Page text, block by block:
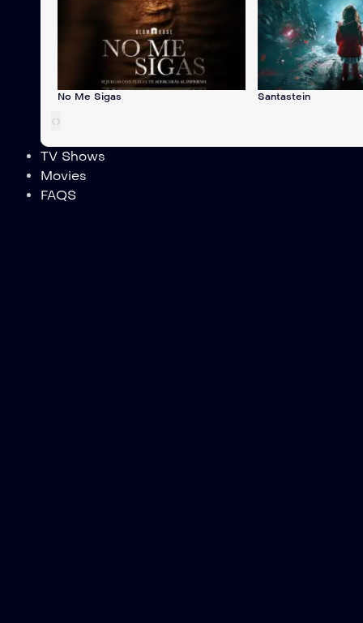
No Me Sigas Santastein
‹›
TV Shows
Movies
FAQS